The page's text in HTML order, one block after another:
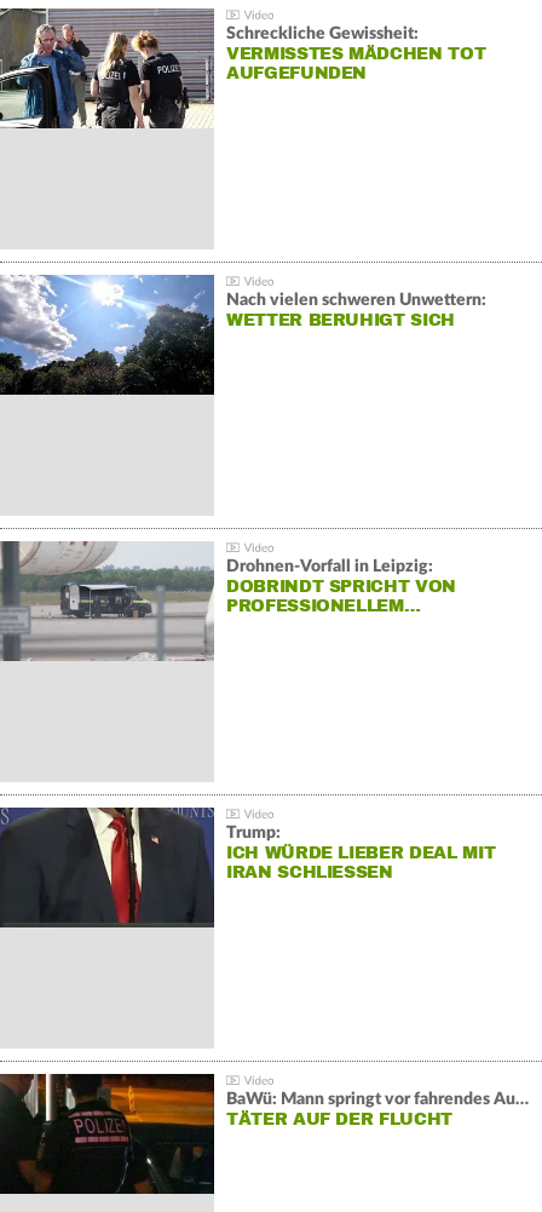
Schreckliche Gewissheit:
VERMISSTES MÄDCHEN TOT
AUFGEFUNDEN
Nach vielen schweren Unwettern:
WETTER BERUHIGT SICH
Drohnen-Vorfall in Leipzig:
DOBRINDT SPRICHT VON
PROFESSIONELLEM…
Trump:
ICH WÜRDE LIEBER DEAL MIT
IRAN SCHLIESSEN
BaWü: Mann springt vor fahrendes Auto und schießt
TÄTER AUF DER FLUCHT